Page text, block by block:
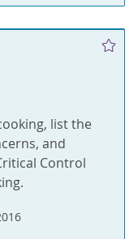
list the
and
Control